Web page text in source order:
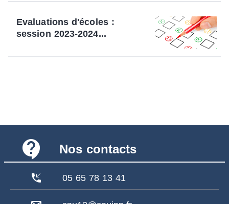
Evaluations d'écoles :
session 2023-2024...
contact_support Nos contacts
phone_callback 05 65 78 13 41